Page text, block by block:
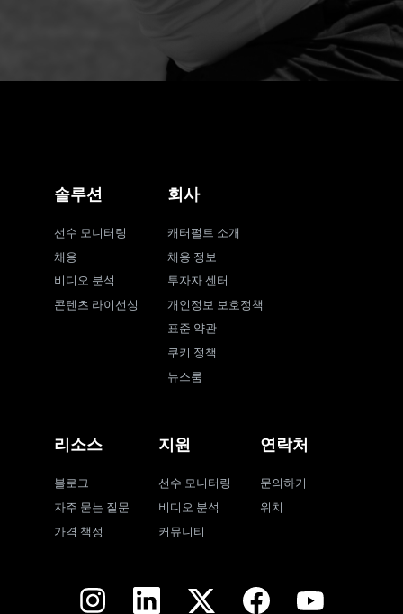
솔루션
선수 모니터링
채용
비디오 분석
콘텐츠 라이선싱
회사
캐터펄트 소개
채용 정보
투자자 센터
개인정보 보호정책
표준 약관
쿠키 정책
뉴스룸
리소스
블로그
자주 묻는 질문
가격 책정
지원
선수 모니터링
비디오 분석
커뮤니티
연락처
문의하기
위치